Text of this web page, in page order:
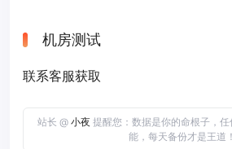
机房测试
联系客服获取
站长 @ 小夜 提醒您：数据是你的命根子，
能，每天备份才是王道！